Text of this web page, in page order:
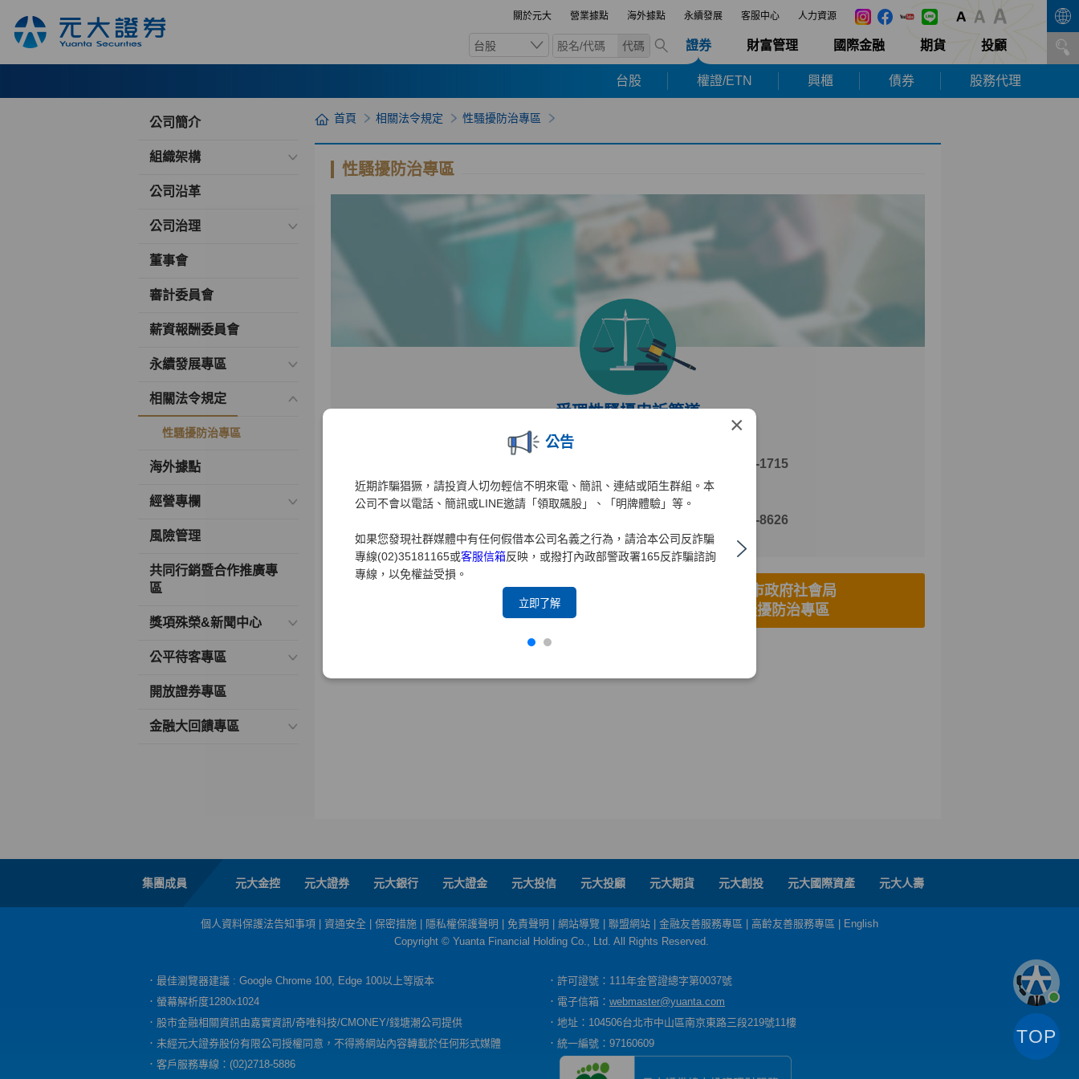
關於元大 營業據點 海外據點 永續發展 客服中心 人力資源
台股 代碼 證券 財富管理 國際金融 期貨 投顧
台股 權證/ETN 興櫃 債券 股務代理
×
公告
近期詐騙猖獗，請投資人切勿輕信不明來電、簡訊、連結或陌生群組。本
公司不會以電話、簡訊或LINE邀請「領取飆股」、「明牌體驗」等。
如果您發現社群媒體中有任何假借本公司名義之行為，請洽本公司反詐騙
專線(02)35181165或客服信箱反映，或撥打內政部警政署165反詐騙諮詢
專線，以免權益受損。
立即了解
公司簡介
組織架構
公司沿革
公司治理
董事會
審計委員會
薪資報酬委員會
永續發展專區
相關法令規定
性騷擾防治專區
海外據點
經營專欄
風險管理
共同行銷暨合作推廣專
區
獎項殊榮&新聞中心
公平待客專區
開放證券專區
金融大回饋專區
首頁 相關法令規定 性騷擾防治專區
性騷擾防治專區
受理性騷擾申訴管道
(02)2719-1715
電子信箱
(02)2514-8626
工作場所性騷擾防治措施、
申訴及懲戒處理要點
臺北市政府社會局
性騷擾防治專區
集團成員 元大金控 元大證券 元大銀行 元大證金 元大投信 元大投顧 元大期貨 元大創投 元大國際資產 元大人壽
個人資料保護法告知事項 資通安全 保密措施 隱私權保護聲明 免責聲明 網站導覽 聯盟網站 金融友善服務專區 高齡友善服務專區
English
Copyright © Yuanta Financial Holding Co., Ltd. All Rights Reserved.
．最佳瀏覽器建議 : Google Chrome 100, Edge 100以上等版本
．許可證號：111年金管證總字第0037號
．螢幕解析度1280x1024
．電子信箱： webmaster@yuanta.com
．股市金融相關資訊由嘉實資訊/奇唯科技/CMONEY/錢塘潮公司提供
．地址：104506台北市中山區南京東路三段219號11樓
．未經元大證券股份有限公司授權同意，不得將網站內容轉載於任何形式媒體
．統一編號：97160609
．客戶服務專線：(02)2718-5886
TOP